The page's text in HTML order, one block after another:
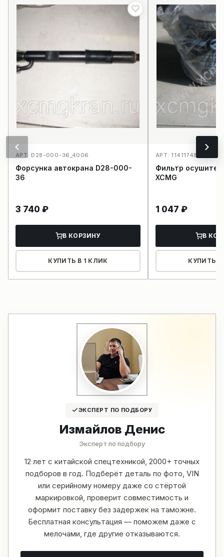
АРТ: D28-000-36_4006
Форсунка автокрана D28-000-
36
3 740 ₽
В КОРЗИНУ
КУПИТЬ В 1 КЛИК
АРТ: 11411748_3953
Фильтр
XCMG
1 047 ₽
В
КУПИТЬ В
ЭКСПЕРТ ПО ПОДБОРУ
Измайлов Денис
Эксперт по подбору
12 лет с китайской спецтехникой, 2000+ точных
подборов в год. Подберёт деталь по фото, VIN
или серийному номеру даже со стёртой
маркировкой, проверит совместимость и
оформит поставку без задержек на таможне.
Бесплатная консультация — поможем даже с
мелочами, где другие отказываются.